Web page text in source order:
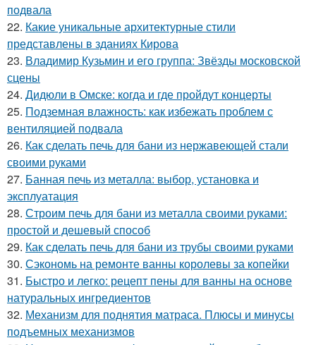
подвала
22. Какие уникальные архитектурные стили
представлены в зданиях Кирова
23. Владимир Кузьмин и его группа: Звёзды московской
сцены
24. Дидюли в Омске: когда и где пройдут концерты
25. Подземная влажность: как избежать проблем с
вентиляцией подвала
26. Как сделать печь для бани из нержавеющей стали
своими руками
27. Банная печь из металла: выбор, установка и
эксплуатация
28. Строим печь для бани из металла своими руками:
простой и дешевый способ
29. Как сделать печь для бани из трубы своими руками
30. Сэкономь на ремонте ванны королевы за копейки
31. Быстро и легко: рецепт пены для ванны на основе
натуральных ингредиентов
32. Механизм для поднятия матраса. Плюсы и минусы
подъемных механизмов